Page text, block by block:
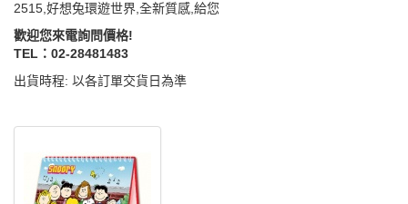
2515,好想兔環遊世界,全新質感,給您
歡迎您來電詢問價格!
TEL：02-28481483
出貨時程: 以各訂單交貨日為準